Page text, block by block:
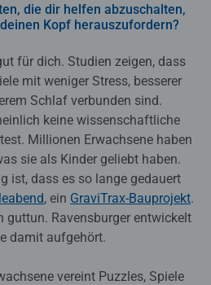
die dir helfen abzuschalten,
Kopf herauszufordern?
für dich. Studien zeigen, dass
mit weniger Stress, besserer
Schlaf verbunden sind.
keine wissenschaftliche
Millionen Erwachsene haben
sie als Kinder geliebt haben.
ist, dass es so lange gedauert
, ein GraviTrax-Bauprojekt.
guttun. Ravensburger entwickelt
damit aufgehört.
vereint Puzzles, Spiele